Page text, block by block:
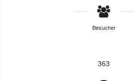
Besucher
363